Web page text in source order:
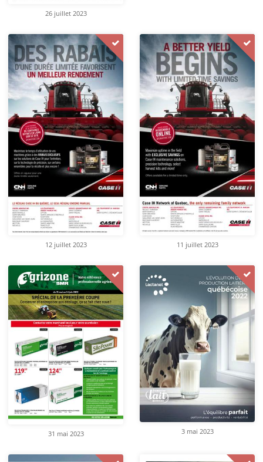
26 juillet 2023
12 juillet 2023 11 juillet 2023
31 mai 2023 3 mai 2023